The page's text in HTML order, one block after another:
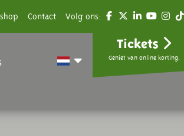
Contact Volg ons:
Tickets
Geniet van online korting.